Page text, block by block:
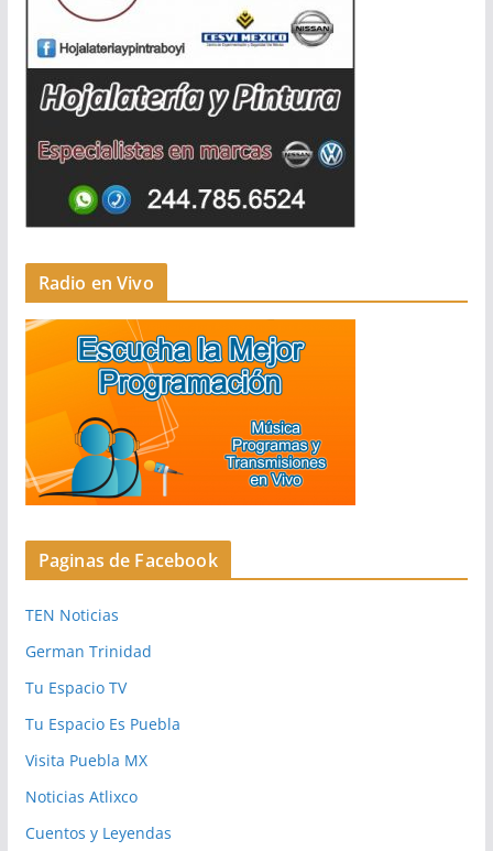
Radio en Vivo
Paginas de Facebook
TEN Noticias
German Trinidad
Tu Espacio TV
Tu Espacio Es Puebla
Visita Puebla MX
Noticias Atlixco
Cuentos y Leyendas